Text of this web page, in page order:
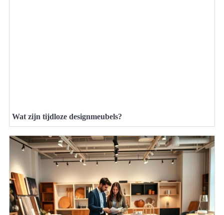
Wat zijn tijdloze designmeubels?